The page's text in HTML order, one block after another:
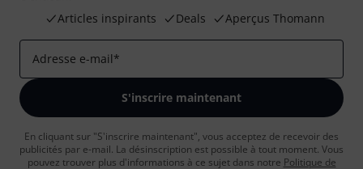
Articles inspirants
Deals Aperçus Thomann
Adresse e-mail*
S'inscrire maintenant
En cliquant sur "S'inscrire maintenant", vous acceptez de recevoir des
publicités par e-mail. La désinscription est possible à tout moment. Vous
pouvez trouver plus d'informations à ce sujet dans notre Politique de